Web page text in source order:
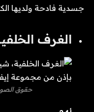
جسدية فادحة ولديها
الغرف
حقوق